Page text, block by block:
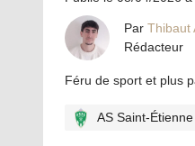
Par Thibaut
Rédacteur
Féru de sport et plus
AS Saint-Étienne